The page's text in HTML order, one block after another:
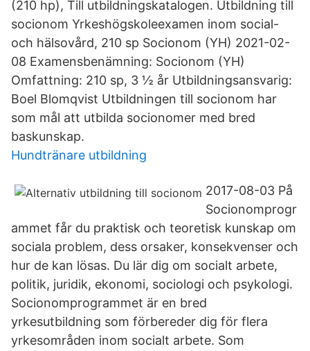
(210 hp), Till utbildningskatalogen. Utbildning till
socionom Yrkeshögskoleexamen inom social-
och hälsovård, 210 sp Socionom (YH) 2021-02-
08 Examensbenämning: Socionom (YH)
Omfattning: 210 sp, 3 ½ år Utbildningsansvarig:
Boel Blomqvist Utbildningen till socionom har
som mål att utbilda socionomer med bred
baskunskap.
Hundtränare utbildning
2017-08-03 På
Socionomprogr
ammet får du praktisk och teoretisk kunskap om
sociala problem, dess orsaker, konsekvenser och
hur de kan lösas. Du lär dig om socialt arbete,
politik, juridik, ekonomi, sociologi och psykologi.
Socionomprogrammet är en bred
yrkesutbildning som förbereder dig för flera
yrkesområden inom socialt arbete. Som